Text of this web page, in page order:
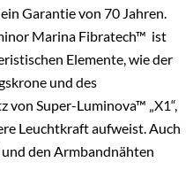
Garantie von 70 Jahren.
Marina Fibratech™ ist
Elemente, wie der
und des
von Super-Luminova™ „X1“,
Leuchtkraft aufweist. Auch
den Armbandnähten